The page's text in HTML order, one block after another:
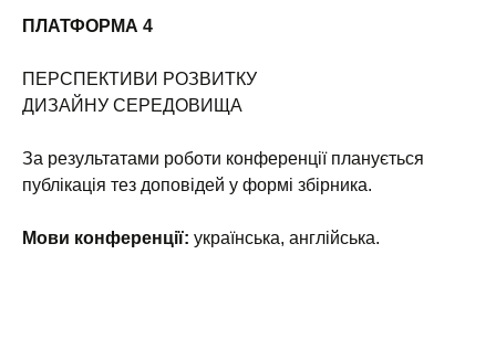
ПЛАТФОРМА 4
ПЕРСПЕКТИВИ РОЗВИТКУ
ДИЗАЙНУ СЕРЕДОВИЩА
За результатами роботи конференції планується
публікація тез доповідей у формі збірника.
Мови конференції: українська, англійська.